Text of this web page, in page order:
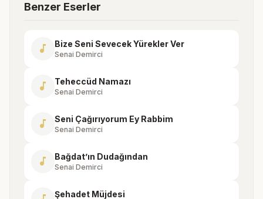
Benzer Eserler
music_note Bize Seni Sevecek Yürekler Ver
Senai Demirci
music_note Teheccüd Namazı
Senai Demirci
music_note Seni Çağırıyorum Ey Rabbim
Senai Demirci
music_note Bağdat’ın Dudağından
Senai Demirci
Şehadet Müjdesi